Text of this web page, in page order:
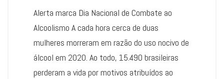
Alerta marca Dia Nacional de Combate ao
Alcoolismo A cada hora cerca de duas
mulheres morreram em razão do uso nocivo de
álcool em 2020. Ao todo, 15.490 brasileiras
perderam a vida por motivos atribuídos ao